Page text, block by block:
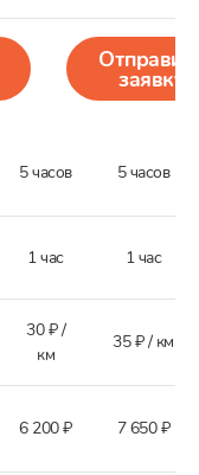
заявку
5 часов 5 часов
1 час 1 час
30 ₽ /
км
35 ₽ / км
6 200 ₽ 7 650 ₽